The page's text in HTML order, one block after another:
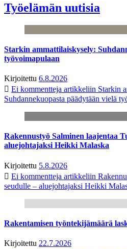
Työelämän uutisia
Starkin ammattilaiskysely:
työvoimapulaan
Kirjoitettu 6.8.2026
Ei kommentteja artikkeliin Starkin
Suhdannekuopasta päädytään vielä
Rakennustyö Salminen laajentaa
aluejohtajaksi Heikki Malaska
Kirjoitettu 5.8.2026
Ei kommentteja artikkeliin
seudulle – aluejohtajaksi Heikki
Rakentamisen työntekijämäärä
Kirjoitettu 22.7.2026